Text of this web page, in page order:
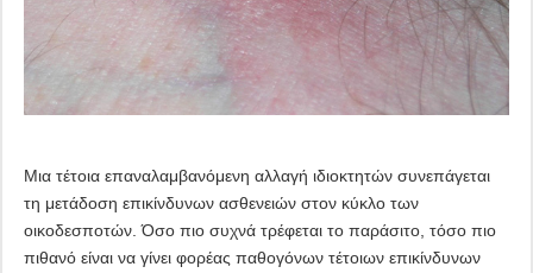
Μια τέτοια επαναλαμβανόμενη αλλαγή ιδιοκτητών συνεπάγεται
τη μετάδοση επικίνδυνων ασθενειών στον κύκλο των
οικοδεσποτών. Όσο πιο συχνά τρέφεται το παράσιτο, τόσο πιο
πιθανό είναι να γίνει φορέας παθογόνων τέτοιων επικίνδυνων